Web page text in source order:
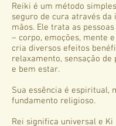
Reiki é um método
seguro de cura através da
mãos. Ele trata as
– corpo, emoções, mente
cria diversos efeitos
relaxamento, sensação de
e bem estar.
Sua essência é espiritual,
fundamento religioso.
Rei significa universal e Ki